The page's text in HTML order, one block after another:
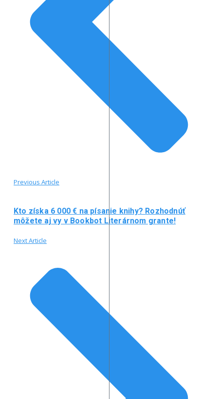
Previous Article
Kto získa 6 000 € na písanie knihy? Rozhodnúť
môžete aj vy v Bookbot Literárnom grante!
Next Article